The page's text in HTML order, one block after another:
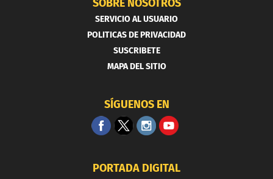
SOBRE NOSOTROS
SERVICIO AL USUARIO
POLITICAS DE PRIVACIDAD
SUSCRIBETE
MAPA DEL SITIO
SÍGUENOS EN
PORTADA DIGITAL